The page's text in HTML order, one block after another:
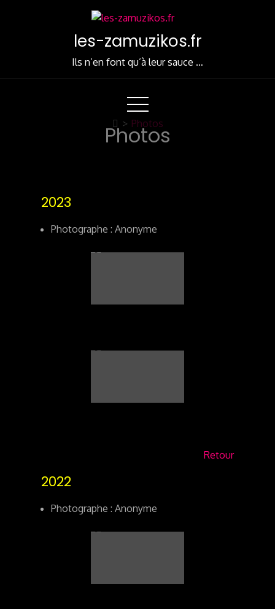
les-zamuzikos.fr
Ils n’en font qu’à leur sauce …
Photos
> Photos
2023
Photographe : Anonyme
Retour
2022
Photographe : Anonyme